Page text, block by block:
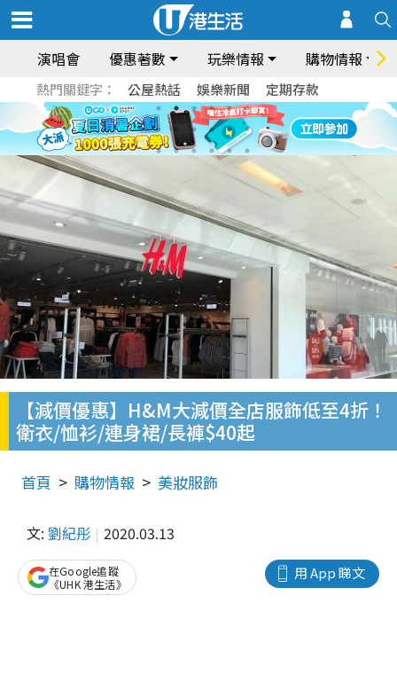
演唱會 優惠著數 玩樂情報 購物情報
熱門關鍵字： 公屋熱話 娛樂新聞 定期存款
【減價優惠】H&M大減價全店服飾低至4折！
衛衣/恤衫/連身裙/長褲$40起
首頁 購物情報 美妝服飾
文: 劉紀彤 2020.03.13
用 App 睇文
在Google追蹤
《UHK 港生活》